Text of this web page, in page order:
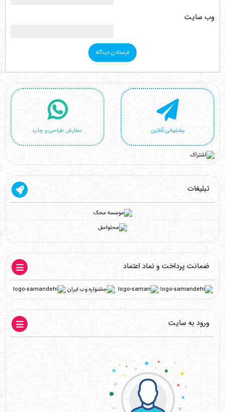
وب‌ سایت
پشتیبانی آنلاین سفارش طراحی و چاپ
تبلیغات
ضمانت پرداخت و نماد اعتماد
ورود به سایت